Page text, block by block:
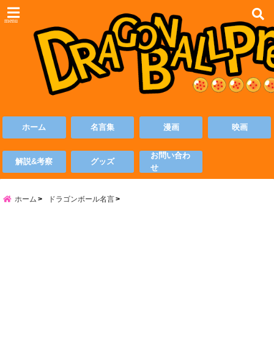
menu
ホーム 名言集 漫画 映画
解説&考察 グッズ
お問い合わ
せ
ホーム ドラゴンボール名言